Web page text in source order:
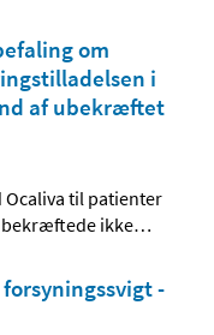
om
i
af ubekræftet
Ocaliva til patienter
ikke…
-